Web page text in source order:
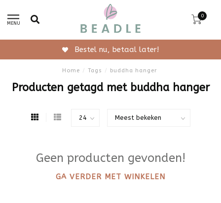
MENU
0
Bestel nu, betaal later!
Home / Tags / buddha hanger
Producten getagd met buddha hanger
Geen producten gevonden!
GA VERDER MET WINKELEN